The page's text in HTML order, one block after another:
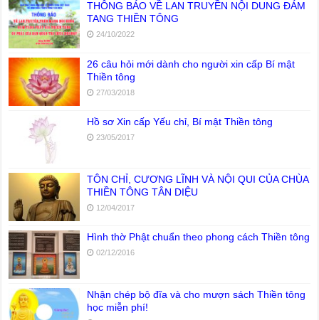
THÔNG BÁO VỀ LAN TRUYỀN NỘI DUNG ĐÁM
TANG THIỀN TÔNG
24/10/2022
26 câu hỏi mới dành cho người xin cấp Bí mật
Thiền tông
27/03/2018
Hồ sơ Xin cấp Yếu chỉ, Bí mật Thiền tông
23/05/2017
TÔN CHỈ, CƯƠNG LĨNH VÀ NỘI QUI CỦA CHÙA
THIỀN TÔNG TÂN DIỆU
12/04/2017
Hình thờ Phật chuẩn theo phong cách Thiền tông
02/12/2016
Nhận chép bộ đĩa và cho mượn sách Thiền tông
học miễn phí!